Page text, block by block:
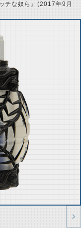
チな奴ら』(2017年9月